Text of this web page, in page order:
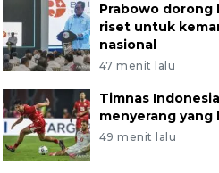
Prabowo dorong
riset untuk
nasional
47 menit lalu
Timnas
menyerang
49 menit lalu